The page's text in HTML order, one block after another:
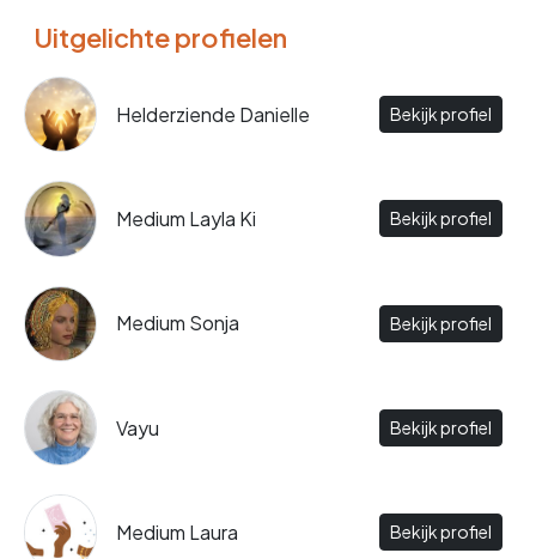
Uitgelichte profielen
Helderziende Danielle Bekijk profiel
Medium Layla Ki Bekijk profiel
Medium Sonja Bekijk profiel
Vayu Bekijk profiel
Medium Laura Bekijk profiel